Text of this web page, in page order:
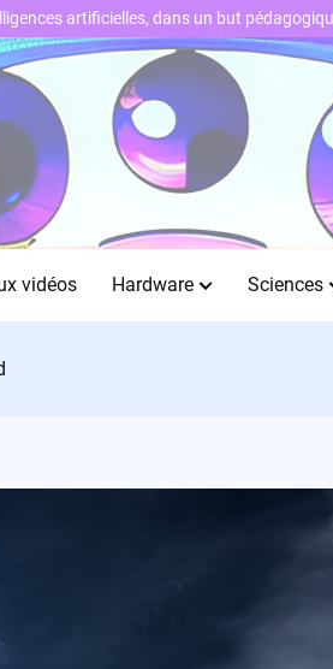
vidéos Hardware Sciences
artificielles, dans un but